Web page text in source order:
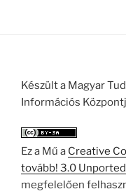
Készült a Magyar
Információs
Ez a Mű a Creative
tovább! 3.0
megfelelően